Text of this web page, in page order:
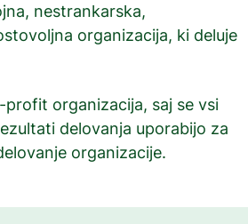
nestrankarska,
organizacija, ki deluje
organizacija, saj se vsi
delovanja uporabijo za
organizacije.